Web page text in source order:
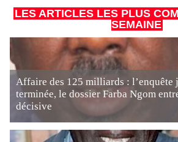
LES ARTICLES LES PLUS
SEMAINE
Affaire des 125 milliards : l’enquête
terminée, le dossier Farba Ngom
décisive